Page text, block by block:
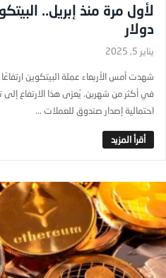
لأول مرة منذ إبريل..
دولار
يناير 5, 2025
شهدت أمس الأربعاء عملة البيتكوين
في أكثر من شهرين. يُعزى هذا الارتفاع
احتمالية إصدار صندوق للعملات ...